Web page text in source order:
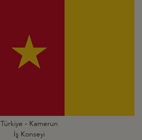
Türkiye - Kamerun
İş Konseyi